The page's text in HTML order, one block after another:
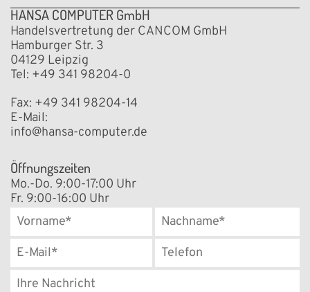
HANSA COMPUTER GmbH
Handelsvertretung der CANCOM GmbH
Hamburger Str. 3
04129 Leipzig
Tel: +49 341 98204-0
Fax: +49 341 98204-14
E-Mail:
info@hansa-computer.de
Öffnungszeiten
Mo.-Do. 9:00-17:00 Uhr
Fr. 9:00-16:00 Uhr